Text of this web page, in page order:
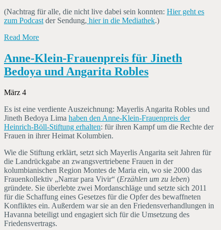
(Nachtrag für alle, die nicht live dabei sein konnten: Hier geht es
zum Podcast der Sendung, hier in die Mediathek.)
Read More
Anne-Klein-Frauenpreis für Jineth
Bedoya und Angarita Robles
März 4
Es ist eine verdiente Auszeichnung: Mayerlis Angarita Robles und
Jineth Bedoya Lima haben den Anne-Klein-Frauenpreis der
Heinrich-Böll-Stiftung erhalten: für ihren Kampf um die Rechte der
Frauen in ihrer Heimat Kolumbien.
Wie die Stiftung erklärt, setzt sich Mayerlis Angarita seit Jahren für
die Landrückgabe an zwangs­ver­triebene Frauen in der
kolumbianischen Region Montes de Maria ein, wo sie 2000 das
Frauenkollektiv „Narrar para Vivir“ (Erzählen um zu leben)
gründete. Sie überlebte zwei Mordanschläge und setzte sich 2011
für die Schaffung eines Gesetzes für die Opfer des bewaffneten
Konfliktes ein. Außerdem war sie an den Friedensverhandlungen in
Havanna beteiligt und engagiert sich für die Umsetzung des
Friedensvertrags.